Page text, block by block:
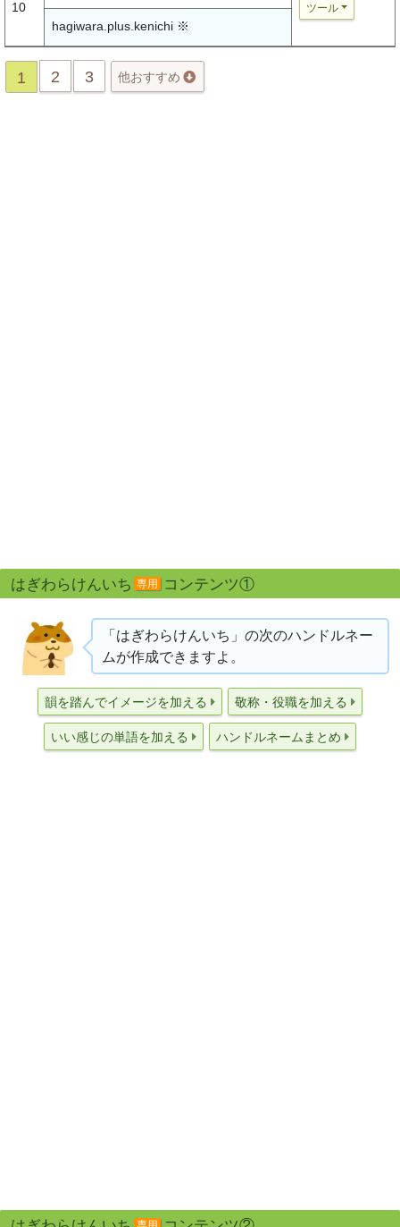
10 ツール
hagiwara.plus.kenichi ※
1 2 3 他おすすめ
はぎわらけんいち 専用 コンテンツ①
「はぎわらけんいち」の次のハンドルネー
ムが作成できますよ。
韻を踏んでイメージを加える 敬称・役職を加える
いい感じの単語を加える ハンドルネームまとめ